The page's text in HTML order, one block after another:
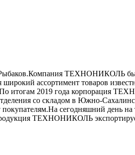
ТЕХНОНИКОЛЬ
ассортимент товаров
итогам 2019 года корпорация
со складом в Южно-
сегодняшний день
ТЕХНОНИКОЛЬ